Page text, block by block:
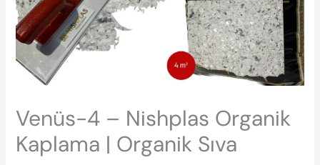
Venüs-4 – Nishplas Organik
Kaplama | Organik Sıva